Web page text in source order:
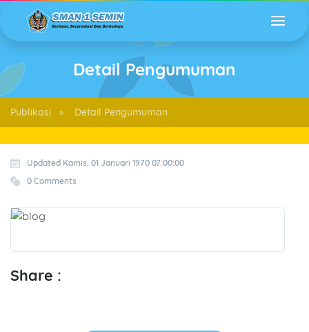
Detail Pengumuman
Publikasi » Detail Pengumuman
Updated Kamis, 01 Januari 1970 07:00:00
0 Comments
Share :